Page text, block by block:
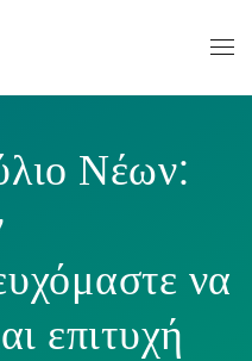
Νέων:
να
επιτυχή